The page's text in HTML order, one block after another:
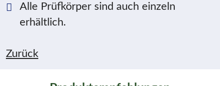
Alle Prüfkörper sind auch einzeln
erhältlich.
Zurück